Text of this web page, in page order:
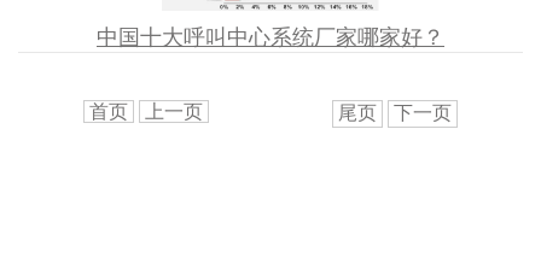
中国十大呼叫中心系统厂家哪家好？
首页 上一页 下一页
尾页